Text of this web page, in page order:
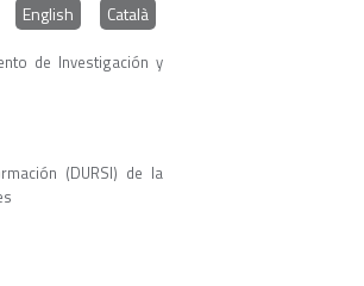
English Català
de Investigación y
(DURSI) de la